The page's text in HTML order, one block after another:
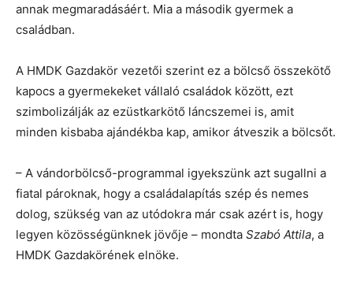
annak megmaradásáért. Mia a második gyermek a
családban.
A HMDK Gazdakör vezetői szerint ez a bölcső összekötő
kapocs a gyermekeket vállaló családok között, ezt
szimbolizálják az ezüstkarkötő láncszemei is, amit
minden kisbaba ajándékba kap, amikor átveszik a bölcsőt.
– A vándorbölcső-programmal igyekszünk azt sugallni a
fiatal pároknak, hogy a családalapítás szép és nemes
dolog, szükség van az utódokra már csak azért is, hogy
legyen közösségünknek jövője – mondta Szabó Attila, a
HMDK Gazdakörének elnöke.